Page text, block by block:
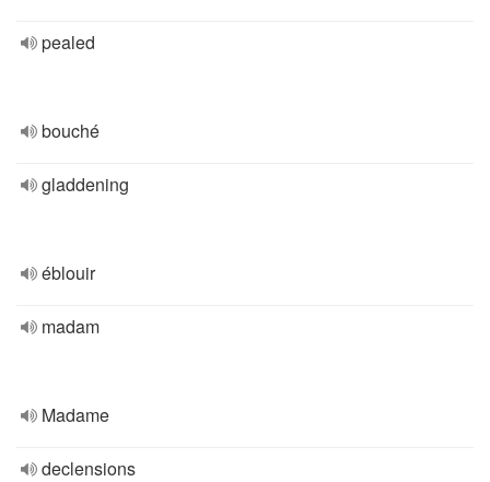
pealed
bouché
gladdening
éblouir
madam
Madame
declensions